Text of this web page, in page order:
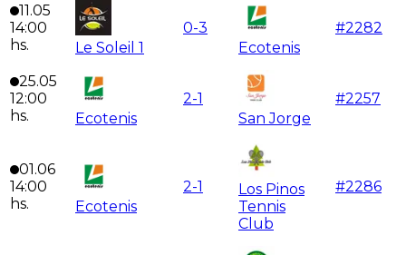
11.05
14:00
hs.
Le Soleil 1
0-3
Ecotenis
#2282
25.05
12:00
hs.
Ecotenis
2-1
San Jorge
#2257
01.06
14:00
hs.
Ecotenis
2-1
Los Pinos
Tennis
Club
#2286